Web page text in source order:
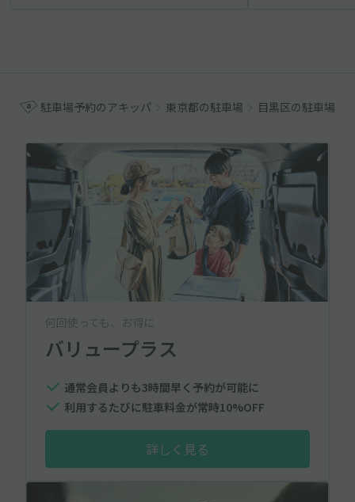
駐車場予約のアキッパ 東京都の駐車場 目黒区の駐車場
何回使っても、お得に
バリュープラス
通常会員よりも3時間早く予約が可能に
利用するたびに駐車料金が常時10%OFF
詳しく見る